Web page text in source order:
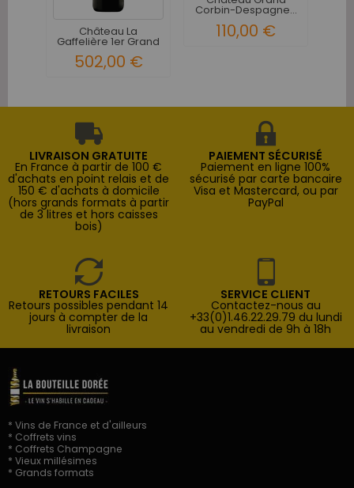
Château La
Gaffelière 1er Grand
502,00 €
Corbin-Despagne...
110,00 €
LIVRAISON GRATUITE
En France à partir de 100 €
d'achats en point relais et de
150 € d'achats à domicile
(hors grands formats à partir
de 3 litres et hors caisses
bois)
PAIEMENT SÉCURISÉ
Paiement en ligne 100%
sécurisé par carte bancaire
Visa et Mastercard, ou par
PayPal
RETOURS FACILES
Retours possibles pendant 14
jours à compter de la
livraison
SERVICE CLIENT
Contactez-nous au
+33(0)1.46.22.29.79 du lundi
au vendredi de 9h à 18h
* Vins de France et d'ailleurs
* Coffrets vins
* Coffrets Champagne
* Vieux millésimes
* Grands formats